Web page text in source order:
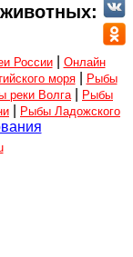
России| Онлайн
моря|
Рыбы
реки Волга
Рыбы
Рыбы Ладожского